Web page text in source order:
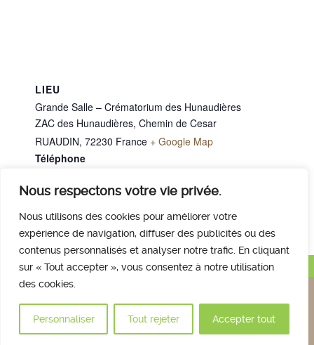
Nous respectons votre vie privée.
Nous utilisons des cookies pour améliorer votre
expérience de navigation, diffuser des publicités ou des
contenus personnalisés et analyser notre trafic. En cliquant
sur « Tout accepter », vous consentez à notre utilisation
des cookies.
Personnaliser Tout rejeter Accepter tout
LIEU
Grande Salle – Crématorium des Hunaudières
ZAC des Hunaudières, Chemin de Cesar
RUAUDIN, 72230 France + Google Map
Téléphone
M. PINUAU Jean-Baptiste Mme PELTIER Patricia
Haut de page
Nous contacter
Plan et accès
Mentions légales
© 2017 Crématorium des Hunaudières